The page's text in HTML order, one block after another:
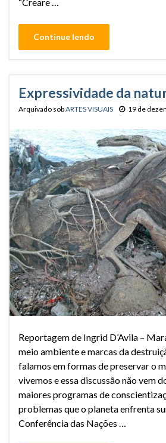
Continue lendo
Expressividade da
Arquivado sobARTES VISUAIS 19 de
Reportagem de Ingrid D’Avila –
meio ambiente e marcas da
falamos em formas de preservar o
vivemos e essa discussão não vem
maiores programas de
problemas que o planeta enfrenta
Conferência das Nações …